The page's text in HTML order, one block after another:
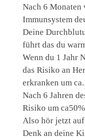
Nach 6 Monaten
Immunsystem
Deine
führt das du
Wenn du 1 Jahr
das Risiko an
erkranken um
Nach 6 Jahren
Risiko um
Also hör jetzt
Denk an deine